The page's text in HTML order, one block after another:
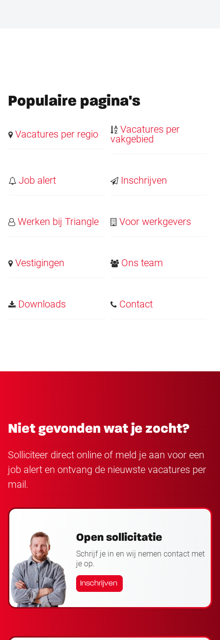
Populaire pagina's
Vacatures per regio
Vacatures per
vakgebied
Job alert Inschrijven
Werken bij Triangle Voor werkgevers
Vestigingen Ons team
Downloads Contact
Niet gevonden wat je zocht?
Solliciteer direct online of meld je aan voor een
job alert en ontvang de nieuwste vacatures per
mail.
Open sollicitatie
Schrijf je in en wij nemen contact met
je op.
Inschrijven